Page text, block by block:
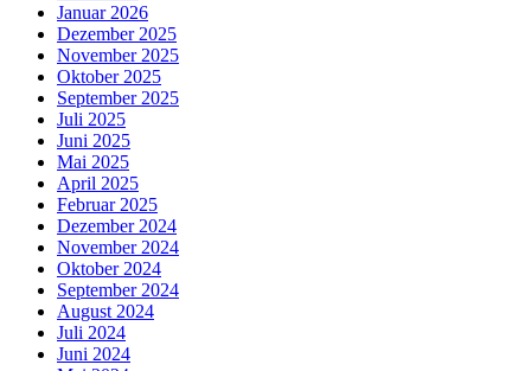
Januar 2026
Dezember 2025
November 2025
Oktober 2025
September 2025
Juli 2025
Juni 2025
Mai 2025
April 2025
Februar 2025
Dezember 2024
November 2024
Oktober 2024
September 2024
August 2024
Juli 2024
Juni 2024